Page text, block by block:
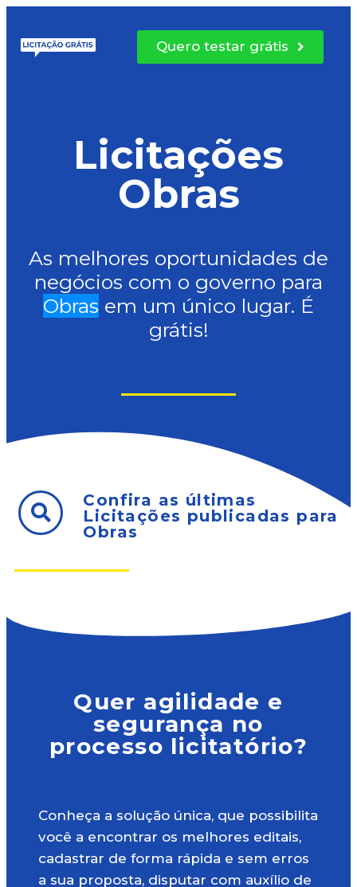
Quero testar grátis
Licitações
Obras
As melhores oportunidades de
negócios com o governo para
Obras em um único lugar. É
grátis!
Confira as últimas
Licitações publicadas para
Obras
Quer agilidade e
segurança no
processo licitatório?
Conheça a solução única, que possibilita
você a encontrar os melhores editais,
cadastrar de forma rápida e sem erros
a sua proposta, disputar com auxílio de